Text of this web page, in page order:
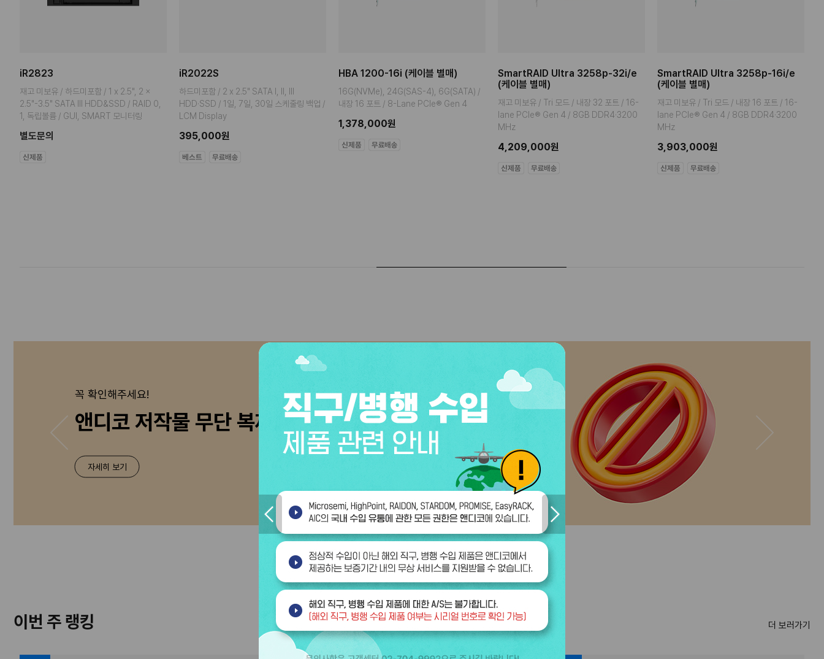
iR2823
재고 미보유 / 하드미포함 / 1 x 2.5", 2 x
2.5"-3.5" SATA III HDD&SSD / RAID 0,
1, 독립볼륨 / GUI, SMART 모니터링
별도문의
iR2022S
하드미포함 / 2 x 2.5" SATA I, II, III
HDD·SSD / 1일, 7일, 30일 스케줄링 백업 /
LCM Display
395,000원
HBA 1200-16i (케이블 별매)
16G(NVMe), 24G(SAS-4), 6G(SATA) /
내장 16 포트 / 8-Lane PCIe® Gen 4
1,378,000원
SmartRAID Ultra 3258p-32i/e
(케이블 별매)
재고 미보유 / Tri 모드 / 내장 32 포트 / 16-
lane PCIe® Gen 4 / 8GB DDR4·3200
MHz
4,209,000원
SmartRAID Ultra 3258p-16i/e
(케이블 별매)
재고 미보유 / Tri 모드 / 내장 16 포트 / 16-
lane PCIe® Gen 4 / 8GB DDR4·3200
MHz
3,903,000원
꼭 확인해주세요!
앤디코 저작물 무단 복제·도용 불가 안내
자세히 보기
이번 주 랭킹 더 보러가기